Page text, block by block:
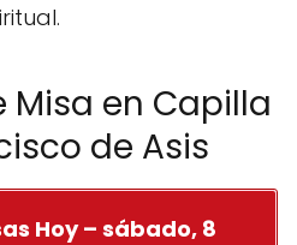
Misa en Capilla
de Asis
Hoy – sábado, 8